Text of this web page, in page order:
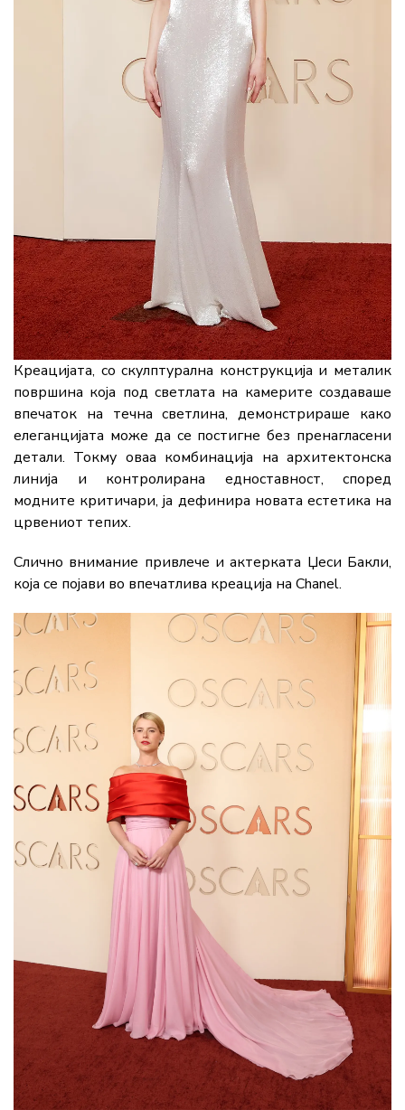
Креацијата, соскулптурална конструкција и металик
површина која подсветлата на камеритесоздаваше
впечаток на течнасветлина,демонстрираше како
елеганцијата може да се постигнебез пренагласени
детали. Токму оваа комбинација наархитектонска
линија и контролирана едноставност, според
модните критичари,ја дефинира новата естетика на
црвениот тепих.
Слично внимание привлече иактерката Џеси Бакли,
која се појави во впечатлива креација на Chanel.